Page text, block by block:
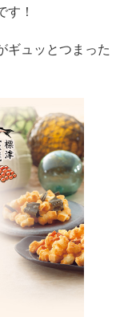
す！
ギュッとつまった